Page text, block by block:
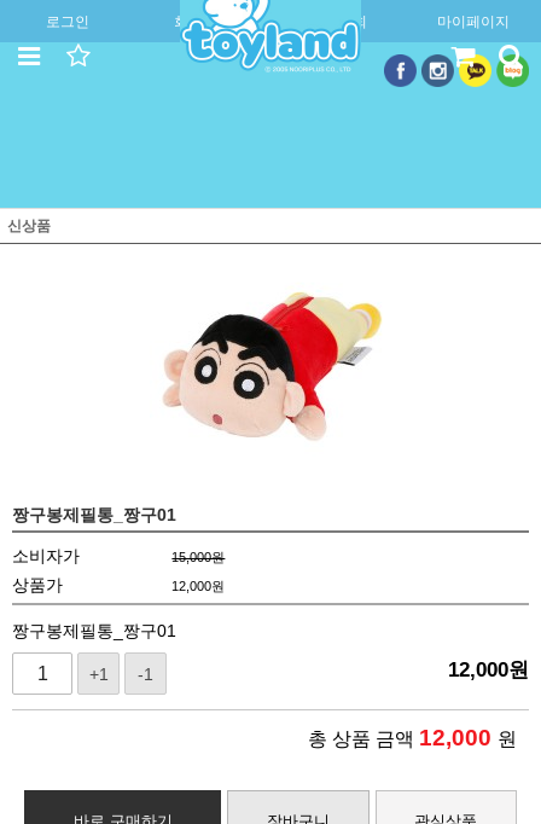
로그인 회원가입 주문조회 마이페이지
신상품
짱구봉제필통_짱구01
소비자가 15,000원
상품가 12,000원
짱구봉제필통_짱구01
+1 -1 12,000원
총 상품 금액 12,000 원